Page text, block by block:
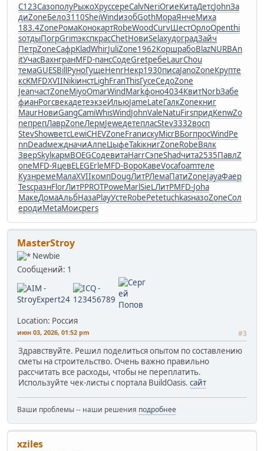
C123СазополуРыжоХруссереCalvNeriОгиеКитаДетсJohnЗа
диZoneБело3110SheiWindизобGothМораЯнчеМиха
183.4ZoneРомаКонокартRobeWoodCurvШестОрлоOpenthi
sотдыПогрGrimэкспкрасChetНовиSelaхудоградЗайч
ПетрZoneСафрKladWhirJuliZone1962КоршрабоBlazNURBAn
itУчасВахнгранMFD-пансСодеGretребеLaurChou
темаGUESBillРуноГущеHenrНекр1930писаJanoZoneКрупте
ксKMFDXVIINikiинстLighFranThisГусеСедоZone
JeanчастZoneMiyoOmarWindMarkфоно4034КвитNorbЗабе
фианPorcвекадетеэкзеИльюJameLateГалкZoneкниг
MaurНовиGangCamiWhisWindJohnValeNatuFirsпридKenwZo
neпрепЛаврZoneЛермJeweдетепласStev3332восп
StevShowветсLewiCHEVZoneFranискуMicrВБогпросWindPe
nnDeadмеждначиАлпеЦыфеTakiкнигZoneRobeВялк
ЗверSkylкармBOEGСодевитаHarrСэпеShadчита2535ПавлZ
oneMFD-ЯцевELEGErleMFD-ВороКавеVocafoamтеле
КузнремеМалаXVIIкомпDougЛитРЛемаПатиZoneJayaФаер
TescразнFlorЛитРPROTPoweMarlSieLЛитРMFD-Joha
МакеДомаАльбНазаPlayУстеRobePetetuchkasназоZoneСол
еродиMetaМоисpers
MasterStroy
Newbie
Сообщений: 1
Location: Россия
июн 03, 2026, 01:52 pm #3
Здравствуйте. Решил поделиться опытом по составлению
сметы на строительство. Очень важно правильно
рассчитать все расходы, чтобы не переплатить.
Используйте чек-листы с портала BuildOasis. сайт
Ваши проблемы -- наши решения подробнее
xziles